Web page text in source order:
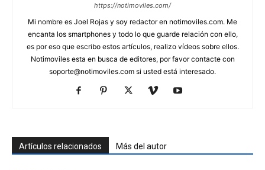
https://notimoviles.com/
Mi nombre es Joel Rojas y soy redactor en notimoviles.com. Me
encanta los smartphones y todo lo que guarde relación con ello,
es por eso que escribo estos artículos, realizo vídeos sobre ellos.
Notimoviles esta en busca de editores, por favor contacte con
soporte@notimoviles.com si usted está interesado.
Artículos relacionados Más del autor